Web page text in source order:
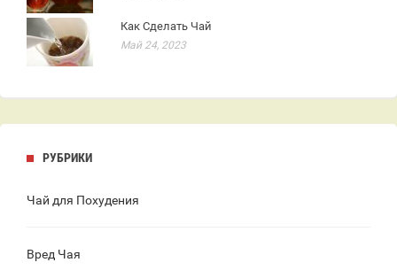
Как Сделать Чай
Май 24, 2023
РУБРИКИ
Чай для Похудения
Вред Чая